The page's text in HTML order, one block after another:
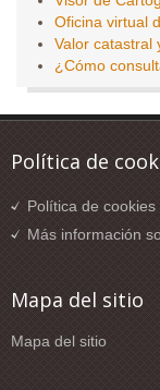
Oficina virtual
Valor catastral
¿Cómo
Política de
Política de cookies
Más información
Mapa del sitio
Mapa del sitio